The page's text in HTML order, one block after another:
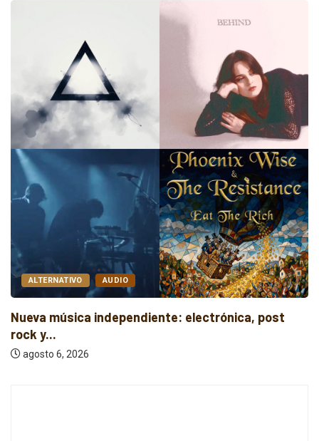
ALTERNATIVO AUDIO
Nueva música independiente: electrónica, post
rock y...
agosto 6, 2026